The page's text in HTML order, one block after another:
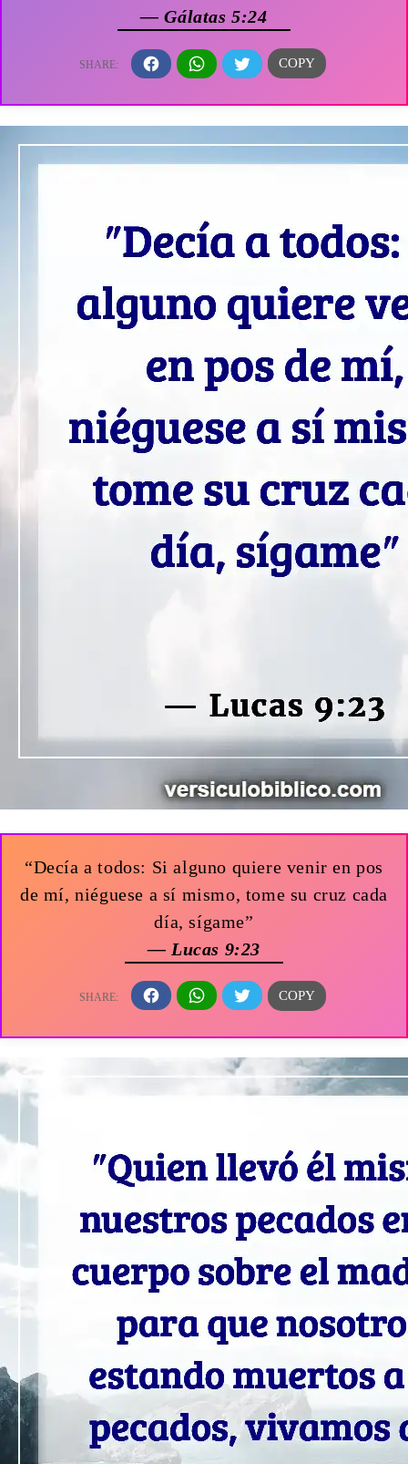
— Gálatas 5:24
“Decía a todos: Si alguno quiere venir en pos
de mí, niéguese a sí mismo, tome su cruz cada
día, sígame”
— Lucas 9:23